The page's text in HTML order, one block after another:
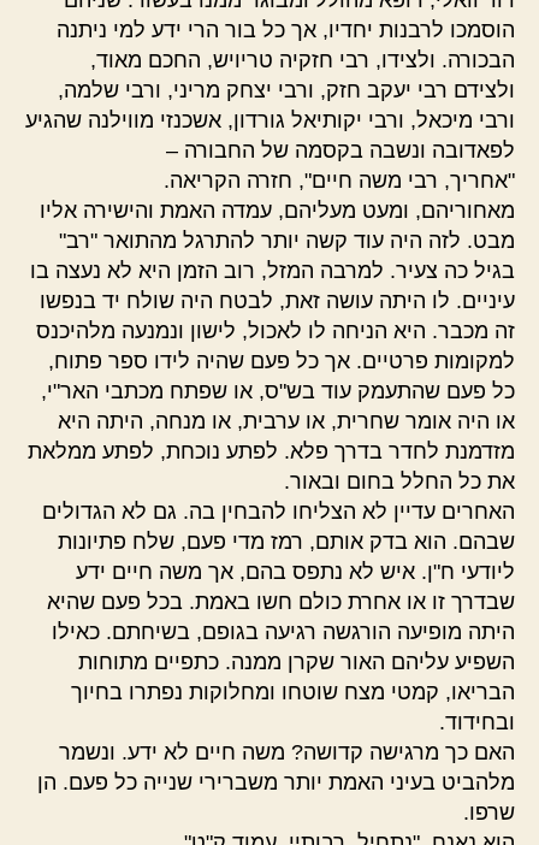
הוסמכו לרבנות יחדיו, אך כל בור הרי ידע למי ניתנה
הבכורה. ולצידו, רבי חזקיה טריויש, החכם מאוד,
ולצידם רבי יעקב חזק, ורבי יצחק מריני, ורבי שלמה,
ורבי מיכאל, ורבי יקותיאל גורדון, אשכנזי מווילנה שהגיע
לפאדובה ונשבה בקסמה של החבורה –
"אחריך, רבי משה חיים", חזרה הקריאה.
מאחוריהם, ומעט מעליהם, עמדה האמת והישירה אליו
מבט. לזה היה עוד קשה יותר להתרגל מהתואר "רב"
בגיל כה צעיר. למרבה המזל, רוב הזמן היא לא נעצה בו
עיניים. לו היתה עושה זאת, לבטח היה שולח יד בנפשו
זה מכבר. היא הניחה לו לאכול, לישון ונמנעה מלהיכנס
למקומות פרטיים. אך כל פעם שהיה לידו ספר פתוח,
כל פעם שהתעמק עוד בש"ס, או שפתח מכתבי האר"י,
או היה אומר שחרית, או ערבית, או מנחה, היתה היא
מזדמנת לחדר בדרך פלא. לפתע נוכחת, לפתע ממלאת
את כל החלל בחום ובאור.
האחרים עדיין לא הצליחו להבחין בה. גם לא הגדולים
שבהם. הוא בדק אותם, רמז מדי פעם, שלח פתיונות
ליודעי ח"ן. איש לא נתפס בהם, אך משה חיים ידע
שבדרך זו או אחרת כולם חשו באמת. בכל פעם שהיא
היתה מופיעה הורגשה רגיעה בגופם, בשיחתם. כאילו
השפיע עליהם האור שקרן ממנה. כתפיים מתוחות
הבריאו, קמטי מצח שוטחו ומחלוקות נפתרו בחיוך
ובחידוד.
האם כך מרגישה קדושה? משה חיים לא ידע. ונשמר
מלהביט בעיני האמת יותר משברירי שנייה כל פעם. הן
שרפו.